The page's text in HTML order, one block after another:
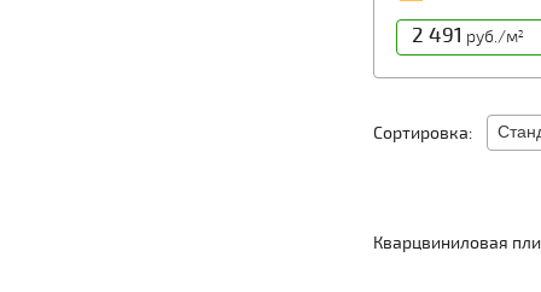
2 491 руб./м2
Сортировка:
Кварцвиниловая